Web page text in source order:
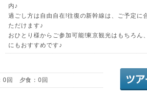
内♪
過ごし方は自由自在!往復の新幹線は、ご予定に
ただけます♪
おひとり様からご参加可能!東京観光はもちろん
にもおすすめです♪
0回 夕食：0回